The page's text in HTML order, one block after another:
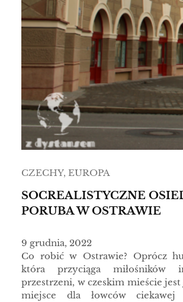
CZECHY, EUROPA
SOCREALISTYCZNE
PORUBA W OSTRAWIE
9 grudnia, 2022
Co robić w Ostrawie? Oprócz
która przyciąga miłośników
przestrzeni, w czeskim mieście jest
miejsce dla łowców ciekawej